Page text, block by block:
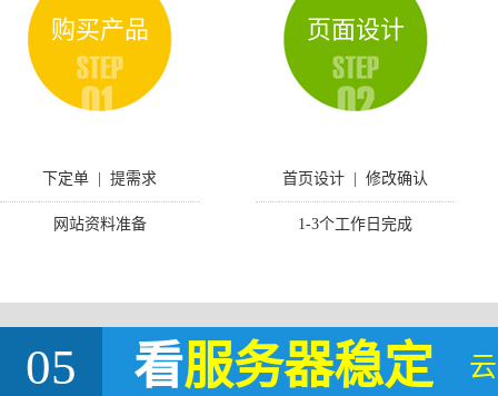
购买产品
下定单 | 提需求
网站资料准备
页面设计
首页设计 | 修改确认
1-3个工作日完成
05 看服务器稳定